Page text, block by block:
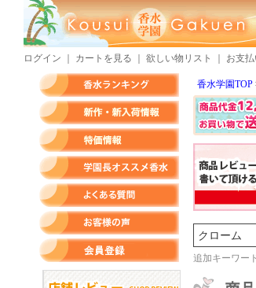
ログイン カートを見る 欲しい物リスト お支
香水学園TOP
検索
追加キーワ